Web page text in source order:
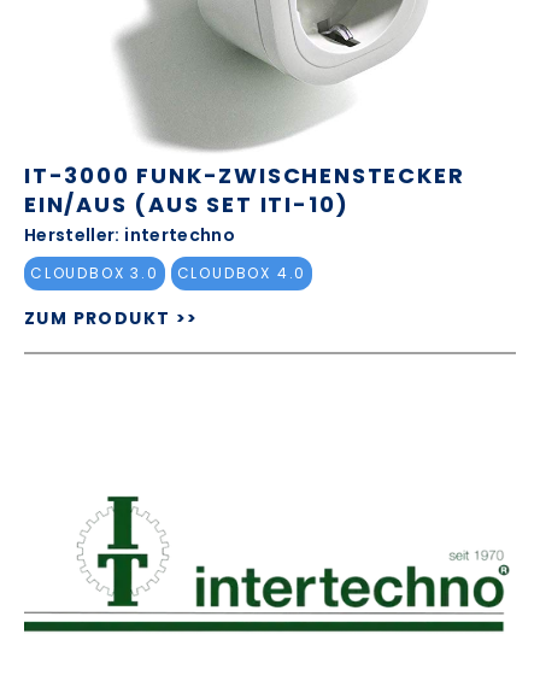
IT-3000 FUNK-ZWISCHENSTECKER
EIN/AUS (AUS SET ITI-10)
Hersteller: intertechno
CLOUDBOX 3.0 CLOUDBOX 4.0
ZUM PRODUKT >>